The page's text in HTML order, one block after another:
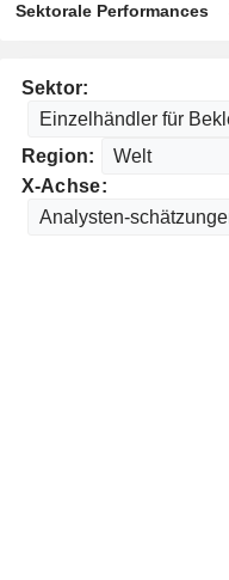
Sektorale Performances
Sektor:
Region:
X-Achse: